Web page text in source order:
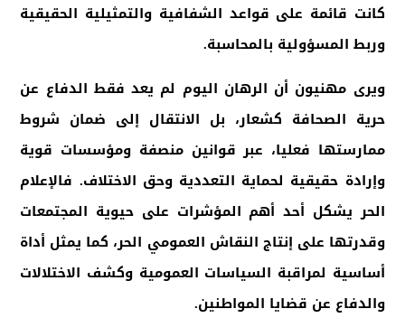
كانت قائمة على قواعد الشفافية والتمثيلية الحقيقية
وربط المسؤولية بالمحاسبة.
ويرى مهنيون أن الرهان اليوم لم يعد فقط الدفاع عن
حرية الصحافة كشعار، بل الانتقال إلى ضمان شروط
ممارستها فعليا، عبر قوانين منصفة ومؤسسات قوية
وإرادة حقيقية لحماية التعددية وحق الاختلاف. فالإعلام
الحر يشكل أحد أهم المؤشرات على حيوية المجتمعات
وقدرتها على إنتاج النقاش العمومي الحر، كما يمثل أداة
أساسية لمراقبة السياسات العمومية وكشف الاختلالات
والدفاع عن قضايا المواطنين.